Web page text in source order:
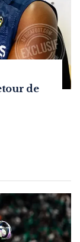
de